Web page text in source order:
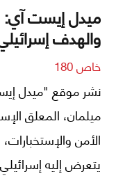
ميدل إيست آي:
والهدف
خاص 180
نشر موقع "ميدل
ميلمان، المعلق
الأمن
يتعرض إليه